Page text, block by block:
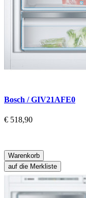
Bosch / GIV21AFE0
€ 518,90
Warenkorb
auf die Merkliste